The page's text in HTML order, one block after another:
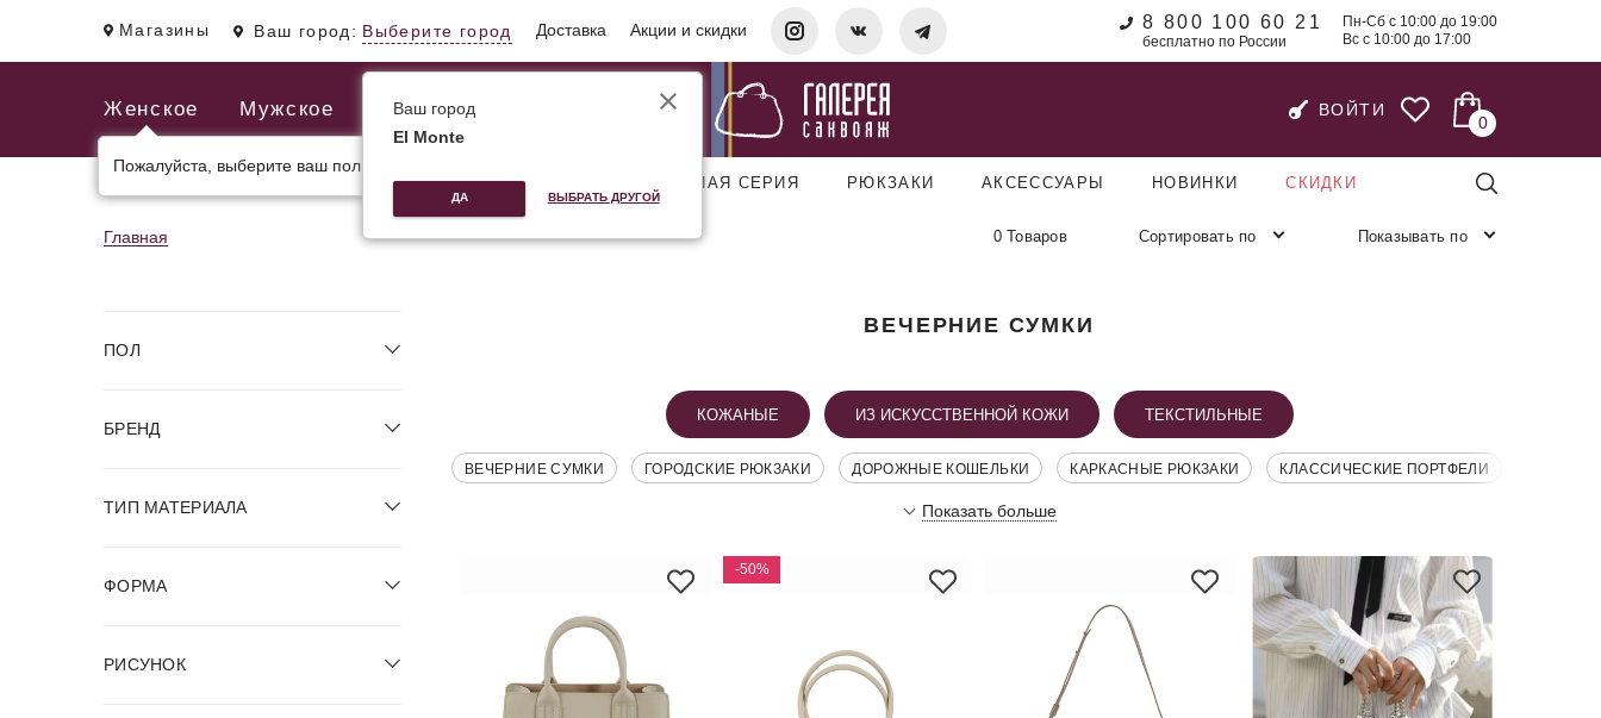
Магазины Ваш город: Выберите город Доставка Акции и скидки 8 800 100 60 21
бесплатно по России
Пн-Сб с 10:00 до 19:00
Вс с 10:00 до 17:00
Женское Мужское
Пожалуйста, выберите ваш пол.
ВОЙТИ
0
МУЖСКИЕ И ДЕЛОВЫЕ СУМКИ ДОРОЖНАЯ СЕРИЯ РЮКЗАКИ АКСЕССУАРЫ НОВИНКИ СКИДКИ
Главная 0 Товаров Сортировать по Показывать по
ПОЛ
БРЕНД
ТИП МАТЕРИАЛА
ФОРМА
РИСУНОК
ВЕЧЕРНИЕ СУМКИ
КОЖАНЫЕ ИЗ ИСКУССТВЕННОЙ КОЖИ ТЕКСТИЛЬНЫЕ
ВЕЧЕРНИЕ СУМКИ ГОРОДСКИЕ РЮКЗАКИ ДОРОЖНЫЕ КОШЕЛЬКИ КАРКАСНЫЕ РЮКЗАКИ КЛАССИЧЕСКИЕ ПОРТФЕЛИ
Показать больше
-50%
Ваш город
El Monte
ДА ВЫБРАТЬ ДРУГОЙ